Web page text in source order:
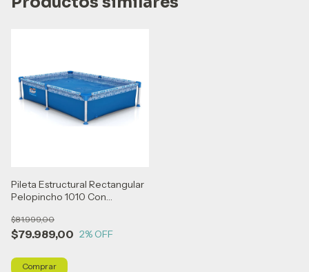
Pileta Estructural Rectangular
Pelopincho 1010 Con
1.55x1.07 M Azul Mosaico
$79.989,00
$81.999,00
2% OFF